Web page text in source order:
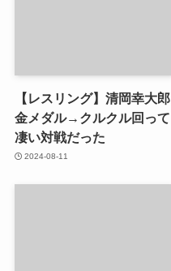
【レスリング】清岡幸大郎
金メダル→クルクル回って
凄い対戦だった
2024-08-11